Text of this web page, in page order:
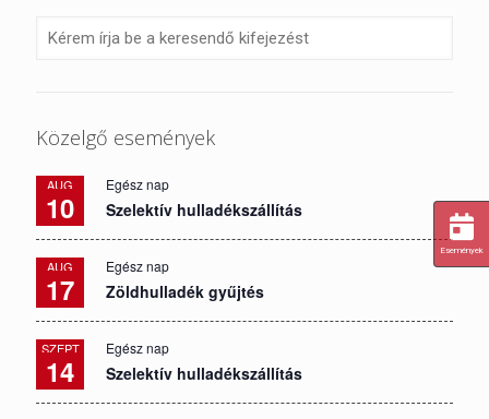
Közelgő események
AUG
10
Egész nap
Szelektív hulladékszállítás
AUG
17
Egész nap
Zöldhulladék gyűjtés
SZEPT
14
Egész nap
Szelektív hulladékszállítás
Események